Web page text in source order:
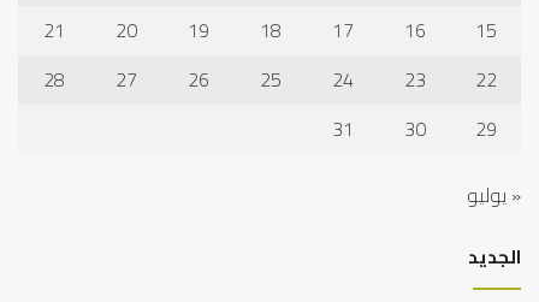
15
16
17
18
19
20
21
22
23
24
25
26
27
28
29
30
31
« يوليو
الجديد